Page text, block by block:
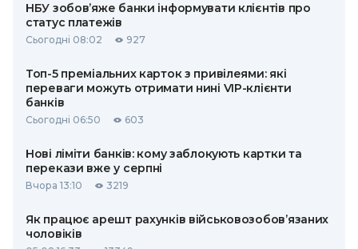
НБУ зобов’яже банки інформувати клієнтів про
статус платежів
Сьогодні 08:02 927
Топ-5 преміальних карток з привілеями: які
переваги можуть отримати нині VIP-клієнти
банків
Сьогодні 06:50 603
Нові ліміти банків: кому заблокують картки та
перекази вже у серпні
Вчора 13:10 3219
Як працює арешт рахунків військовозобов’язаних
чоловіків